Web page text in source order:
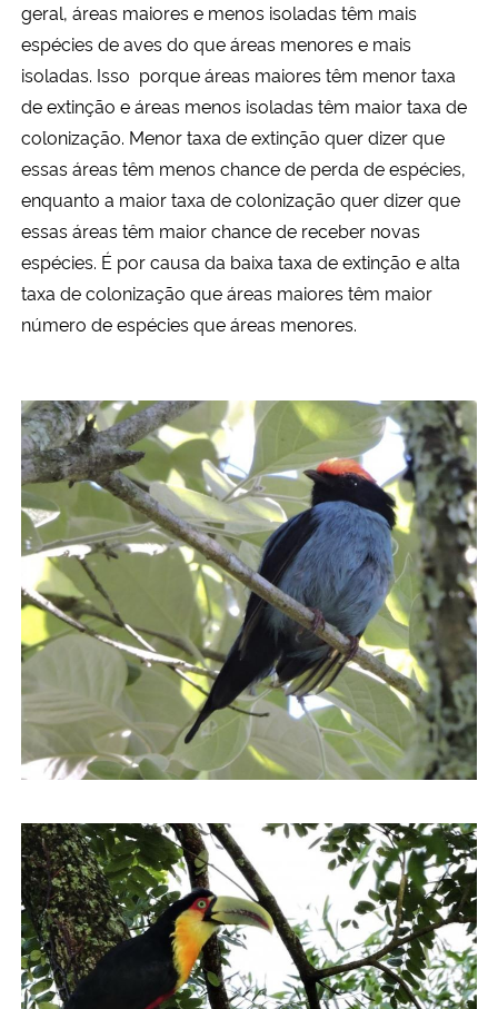
geral, áreas maiores e menos isoladas têm mais
espécies de aves do que áreas menores e mais
isoladas. Isso porque áreas maiores têm menor taxa
de extinção e áreas menos isoladas têm maior taxa de
colonização. Menor taxa de extinção quer dizer que
essas áreas têm menos chance de perda de espécies,
enquanto a maior taxa de colonização quer dizer que
essas áreas têm maior chance de receber novas
espécies. É por causa da baixa taxa de extinção e alta
taxa de colonização que áreas maiores têm maior
número de espécies que áreas menores.